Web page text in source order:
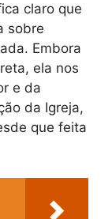
claro que
sobre
Embora
ela nos
e da
da Igreja,
que feita